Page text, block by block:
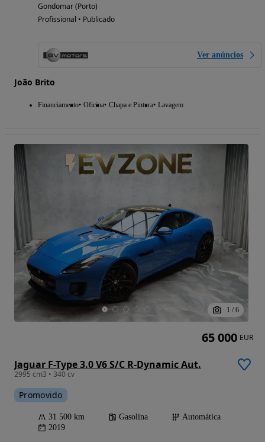
Gondomar (Porto)
Profissional • Publicado
Ver anúncios
João Brito
Financiamento Oficina Chapa e Pintura Lavagem
1 / 6
Jaguar F-Type 3.0 V6 S/C R-Dynamic Aut.
2995 cm3 • 340 cv
Promovido
31 500 km Gasolina
Automática
2019
65 000 EUR